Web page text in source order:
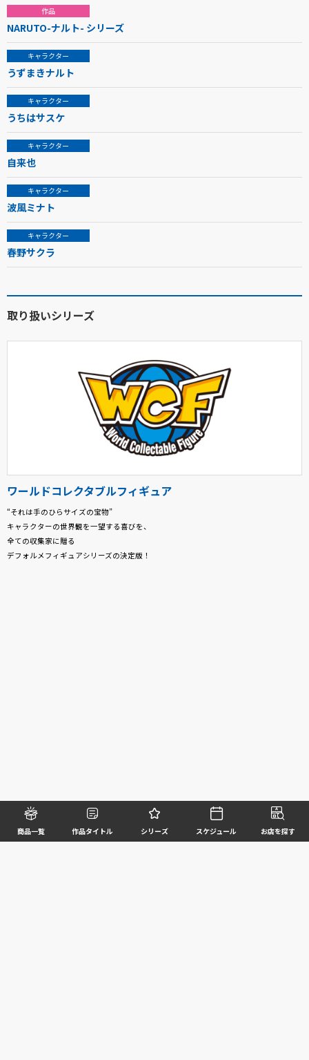
商品一覧 作品タイトル シリーズ スケジュール お店を探す
作品
NARUTO-ナルト- シリーズ
キャラクター
うずまきナルト
キャラクター
うちはサスケ
キャラクター
自来也
キャラクター
波風ミナト
キャラクター
春野サクラ
取り扱いシリーズ
ワールドコレクタブルフィギュア
“それは手のひらサイズの宝物”
キャラクターの世界観を一望する喜びを、
全ての収集家に贈る
デフォルメフィギュアシリーズの決定版！